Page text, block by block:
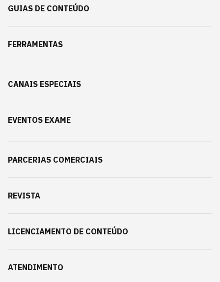
GUIAS DE CONTEÚDO
FERRAMENTAS
CANAIS ESPECIAIS
EVENTOS EXAME
PARCERIAS COMERCIAIS
REVISTA
LICENCIAMENTO DE CONTEÚDO
ATENDIMENTO